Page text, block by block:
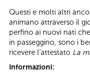
Questi e molti altri
animano attraverso il
perfino ai nuovi nati
in passeggino, sono i
ricevere l’attestato La
Informazioni: